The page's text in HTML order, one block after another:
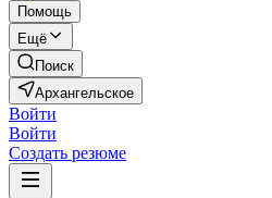
Помощь
Ещё
Поиск
Архангельское
Войти
Войти
Создать резюме